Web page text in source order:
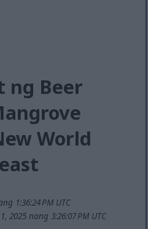
ng Beer
World
1:36:24 PM UTC
2025 nang 3:26:07 PM UTC